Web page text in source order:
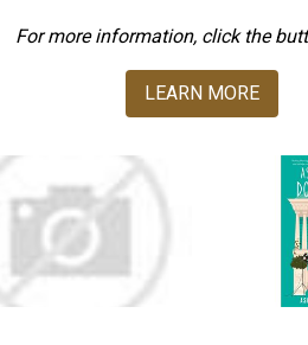
For more information, click the
LEARN MORE